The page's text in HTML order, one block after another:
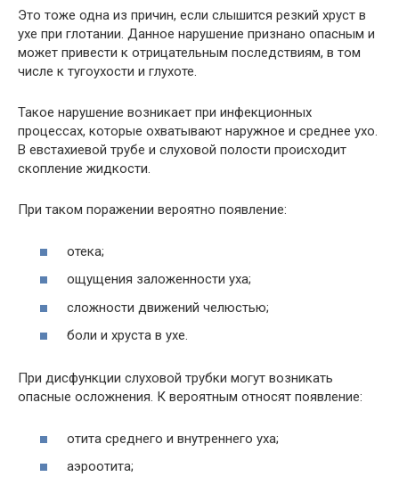
Это тоже одна из причин, если слышится резкий хруст в
ухе при глотании. Данное нарушение признано опасным и
может привести к отрицательным последствиям, в том
числе к тугоухости и глухоте.
Такое нарушение возникает при инфекционных
процессах, которые охватывают наружное и среднее ухо.
В евстахиевой трубе и слуховой полости происходит
скопление жидкости.
При таком поражении вероятно появление:
отека;
ощущения заложенности уха;
сложности движений челюстью;
боли и хруста в ухе.
При дисфункции слуховой трубки могут возникать
опасные осложнения. К вероятным относят появление:
отита среднего и внутреннего уха;
аэроотита;